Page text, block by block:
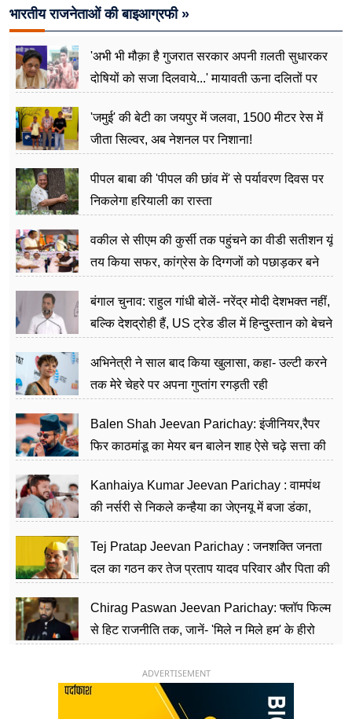
भारतीय राजनेताओं की बाइआग्रफी »
'अभी भी मौक़ा है गुजरात सरकार अपनी ग़लती सुधारकर
दोषियों को सजा दिलवाये...' मायावती ऊना दलितों पर
'जमुई' की बेटी का जयपुर में जलवा, 1500 मीटर रेस में
जीता सिल्वर, अब नेशनल पर निशाना!
पीपल बाबा की 'पीपल की छांव में' से पर्यावरण दिवस पर
निकलेगा हरियाली का रास्ता
वकील से सीएम की कुर्सी तक पहुंचने का वीडी सतीशन यूं
तय किया सफर, कांग्रेस के दिग्गजों को पछाड़कर बने
बंगाल चुनाव: राहुल गांधी बोलें- नरेंद्र मोदी देशभक्त नहीं,
बल्कि देशद्रोही हैं, US ट्रेड डील में हिन्दुस्तान को बेचने
अभिनेत्री ने साल बाद किया खुलासा, कहा- उल्टी करने
तक मेरे चेहरे पर अपना गुप्तांग रगड़ती रही
Balen Shah Jeevan Parichay: इंजीनियर,रैपर
फिर काठमांडू का मेयर बन बालेन शाह ऐसे चढ़े सत्ता की
Kanhaiya Kumar Jeevan Parichay : वामपंथ
की नर्सरी से निकले कन्हैया का जेएनयू में बजा डंका,
Tej Pratap Jeevan Parichay : जनशक्ति जनता
दल का गठन कर तेज प्रताप यादव परिवार और पिता की
Chirag Paswan Jeevan Parichay: फ्लॉप फिल्म
से हिट राजनीति तक, जानें- 'मिले न मिले हम' के हीरो
ADVERTISEMENT